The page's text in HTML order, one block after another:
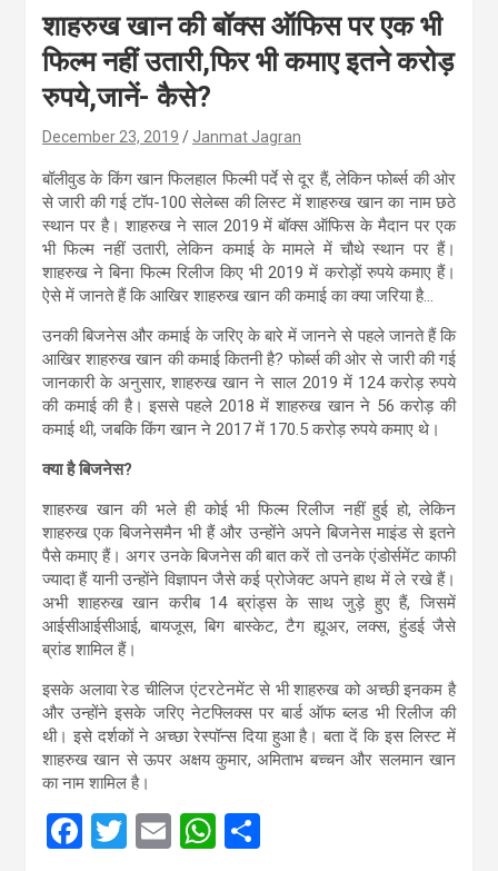
शाहरुख खान की बॉक्स ऑफिस पर एक भी
फिल्म नहीं उतारी,फिर भी कमाए इतने करोड़
रुपये,जानें- कैसे?
December 23, 2019 Janmat Jagran
बॉलीवुड के किंग खान फिलहाल फिल्मी पर्दे से दूर हैं, लेकिन फोर्ब्स की ओर
से जारी की गई टॉप-100 सेलेब्स की लिस्ट में शाहरुख खान का नाम छठे
स्थान पर है। शाहरुख ने साल 2019 में बॉक्स ऑफिस के मैदान पर एक
भी फिल्म नहीं उतारी, लेकिन कमाई के मामले में चौथे स्थान पर हैं।
शाहरुख ने बिना फिल्म रिलीज किए भी 2019 में करोड़ों रुपये कमाए हैं।
ऐसे में जानते हैं कि आखिर शाहरुख खान की कमाई का क्या जरिया है…
उनकी बिजनेस और कमाई के जरिए के बारे में जानने से पहले जानते हैं कि
आखिर शाहरुख खान की कमाई कितनी है? फोर्ब्स की ओर से जारी की गई
जानकारी के अनुसार, शाहरुख खान ने साल 2019 में 124 करोड़ रुपये
की कमाई की है। इससे पहले 2018 में शाहरुख खान ने 56 करोड़ की
कमाई थी, जबकि किंग खान ने 2017 में 170.5 करोड़ रुपये कमाए थे।
क्या है बिजनेस?
शाहरुख खान की भले ही कोई भी फिल्म रिलीज नहीं हुई हो, लेकिन
शाहरुख एक बिजनेसमैन भी हैं और उन्होंने अपने बिजनेस माइंड से इतने
पैसे कमाए हैं। अगर उनके बिजनेस की बात करें तो उनके एंडोर्समेंट काफी
ज्यादा हैं यानी उन्होंने विज्ञापन जैसे कई प्रोजेक्ट अपने हाथ में ले रखे हैं।
अभी शाहरुख खान करीब 14 ब्रांड्स के साथ जुड़े हुए हैं, जिसमें
आईसीआईसीआई, बायजूस, बिग बास्केट, टैग ह्यूअर, लक्स, हुंडई जैसे
ब्रांड शामिल हैं।
इसके अलावा रेड चीलिज एंटरटेनमेंट से भी शाहरुख को अच्छी इनकम है
और उन्होंने इसके जरिए नेटफ्लिक्स पर बार्ड ऑफ ब्लड भी रिलीज की
थी। इसे दर्शकों ने अच्छा रेस्पॉन्स दिया हुआ है। बता दें कि इस लिस्ट में
शाहरुख खान से ऊपर अक्षय कुमार, अमिताभ बच्चन और सलमान खान
का नाम शामिल है।
F
T
E
W